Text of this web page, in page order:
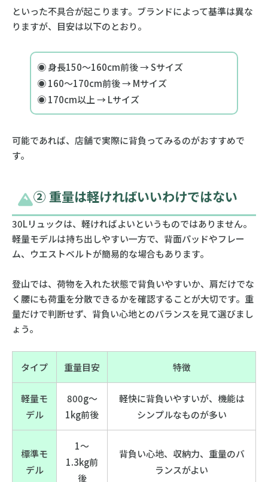
といった不具合が起こります。ブランドによって基準は異な
りますが、目安は以下のとおり。
◉ 身長150〜160cm前後 → Sサイズ
◉ 160〜170cm前後 → Mサイズ
◉ 170cm以上 → Lサイズ
可能であれば、店舗で実際に背負ってみるのがおすすめで
す。
② 重量は軽ければいいわけではない
30Lリュックは、軽ければよいというものではありません。
軽量モデルは持ち出しやすい一方で、背面パッドやフレー
ム、ウエストベルトが簡易的な場合もあります。
登山では、荷物を入れた状態で背負いやすいか、肩だけでな
く腰にも荷重を分散できるかを確認することが大切です。重
量だけで判断せず、背負い心地とのバランスを見て選びまし
ょう。
タイプ 重量目安 特徴
軽量モ
デル
800g〜
1kg前後
軽快に背負いやすいが、機能は
シンプルなものが多い
標準モ
デル
1〜
1.3kg前
後
背負い心地、収納力、重量のバ
ランスがよい